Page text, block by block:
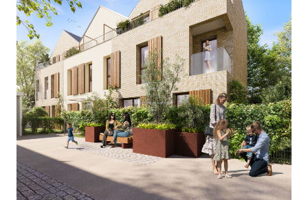
VOIR LE BIEN